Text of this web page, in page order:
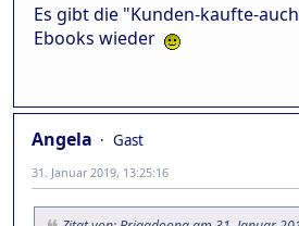
Es gibt die "Kunden-kaufte-
Ebooks wieder
Angela
Gast
31. Januar 2019, 13:25:16